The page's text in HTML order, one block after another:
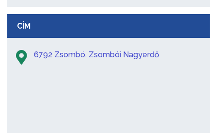
CÍM
6792 Zsombó, Zsombói Nagyerdő